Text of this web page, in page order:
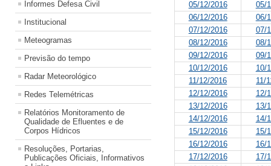
Informes Defesa Civil
Institucional
Meteogramas
Previsão do tempo
Radar Meteorológico
Redes Telemétricas
Relatórios Monitoramento de
Qualidade de Efluentes e de
Corpos Hídricos
Resoluções, Portarias,
Publicações Oficiais, Informativos
05/12/2016
05/
06/12/2016
06/
07/12/2016
07/
08/12/2016
08/
09/12/2016
09/
10/12/2016
10/
11/12/2016
11/
12/12/2016
12/
13/12/2016
13/
14/12/2016
14/
15/12/2016
15/
16/12/2016
16/
17/12/2016
17/